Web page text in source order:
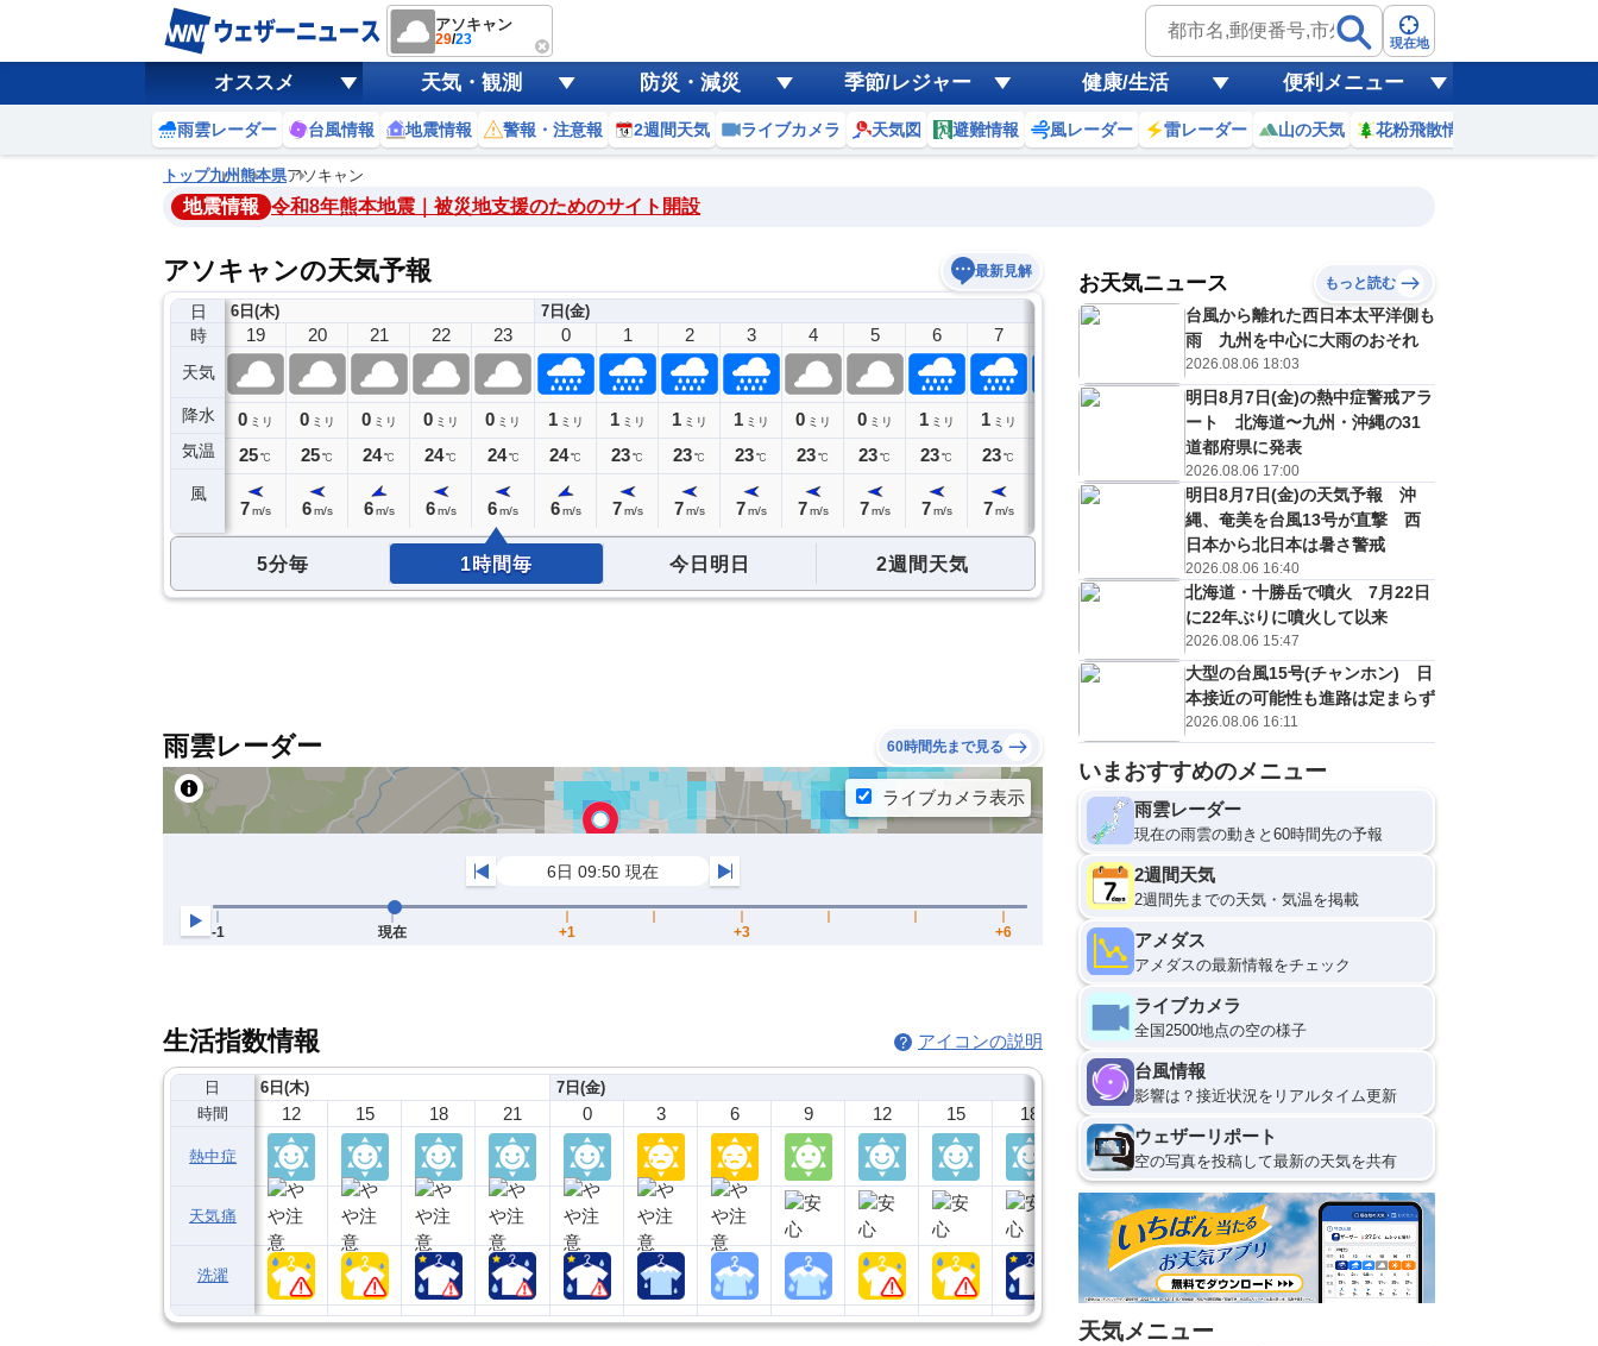
アソキャン
29/23 現在地
オススメ 天気・観測 防災・減災 季節/レジャー 健康/生活 便利メニュー
雨雲レーダー 台風情報 地震情報 警報・注意報 2週間天気 ライブカメラ 天気図 避難情報 風レーダー 雷レーダー 山の天気 花粉飛散情報
トップ九州熊本県アソキャン
地震情報 令和8年熊本地震｜被災地支援のためのサイト開設
アソキャンの天気予報 最新見解
日
時
天気
降水
気温
風
6日(木)
18
0ミリ
26℃
19
0 ミリ
25℃
7 m/s
20
0 ミリ
25℃
6 m/s
21
0 ミリ
24℃
6 m/s
22
0 ミリ
24℃
6 m/s
23
0 ミリ
24 ℃
6m/s
7日(金)
0
1 ミリ
24℃
6 m/s
1
1 ミリ
23℃
7 m/s
2
1 ミリ
23℃
7 m/s
3
1 ミリ
23℃
7 m/s
4
0 ミリ
23℃
7 m/s
5
0 ミリ
23℃
7 m/s
6
1 ミリ
23℃
7 m/s
7
1 ミリ
23℃
7 m/s
10
ミリ
25℃
m/s
11
1ミリ
25℃
7m/s
12
1ミリ
26
7
13
1 ミリ
7m/s
1
7
5分毎 1時間毎 今日明日 2週間天気
雨雲レーダー 60時間先まで見る
生活指数情報 アイコンの説明
日
時間
熱中症
天気痛
洗濯
6日(木)
12 15 18 21
7日(金)
0 3 6 9 12 15 18
8日(土)
お天気ニュース もっと読む
台風から離れた西日本太平洋側も
雨 九州を中心に大雨のおそれ
2026.08.06 18:03
明日8月7日(金)の熱中症警戒アラ
ート 北海道〜九州・沖縄の31
道都府県に発表
2026.08.06 17:00
明日8月7日(金)の天気予報 沖
縄、奄美を台風13号が直撃 西
日本から北日本は暑さ警戒
2026.08.06 16:40
北海道・十勝岳で噴火 7月22日
に22年ぶりに噴火して以来
2026.08.06 15:47
大型の台風15号(チャンホン) 日
本接近の可能性も進路は定まらず
2026.08.06 16:11
いまおすすめのメニュー
雨雲レーダー
現在の雨雲の動きと60時間先の予報
2週間天気
2週間先までの天気・気温を掲載
アメダス
アメダスの最新情報をチェック
ライブカメラ
全国2500地点の空の様子
台風情報
影響は？接近状況をリアルタイム更新
ウェザーリポート
空の写真を投稿して最新の天気を共有
天気メニュー